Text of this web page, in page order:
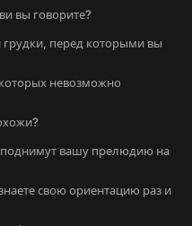
вы говорите?
перед которыми вы
невозможно
поднимут вашу прелюдию на
свою ориентацию раз и